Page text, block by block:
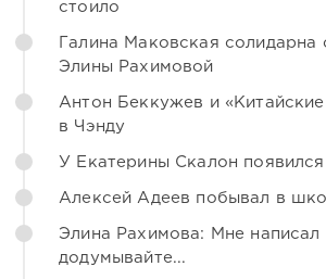
стоило
Галина Маковская солидарна
Элины Рахимовой
Антон Беккужев и
в Чэнду
У Екатерины Скалон
Алексей Адеев побывал в
Элина Рахимова: Мне
додумывайте...